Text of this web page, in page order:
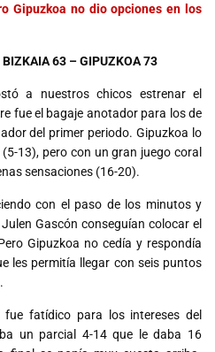
Gipuzkoa no dio opciones en los
63 – GIPUZKOA 73
a nuestros chicos estrenar el
fue el bagaje anotador para los de
del primer periodo. Gipuzkoa lo
13), pero con un gran juego coral
sensaciones (16-20).
con el paso de los minutos y
Gascón conseguían colocar el
Gipuzkoa no cedía y respondía
les permitía llegar con seis puntos
fatídico para los intereses del
un parcial 4-14 que le daba 16